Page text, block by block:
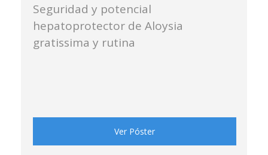
Seguridad y potencial
hepatoprotector de Aloysia
gratissima y rutina
Ver Póster